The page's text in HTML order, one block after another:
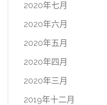
2020年七月
2020年六月
2020年五月
2020年四月
2020年三月
2019年十二月